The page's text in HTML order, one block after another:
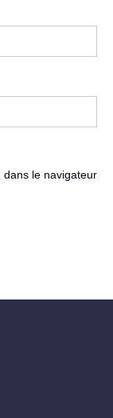
dans le navigateur